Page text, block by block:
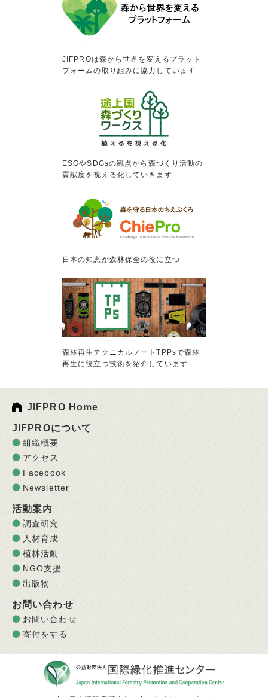
JIFPROは森から世界を変えるプラット
フォームの取り組みに協力しています
ESGやSDGsの観点から森づくり活動の
貢献度を視える化していきます
日本の知恵が森林保全の役に立つ
森林再生テクニカルノートTPPsで森林
再生に役立つ技術を紹介しています
JIFPRO Home
JIFPROについて
組織概要
アクセス
Facebook
Newsletter
活動案内
調査研究
人材育成
植林活動
NGO支援
出版物
お問い合わせ
お問い合わせ
寄付をする